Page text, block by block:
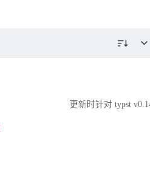
更新时针对 typst